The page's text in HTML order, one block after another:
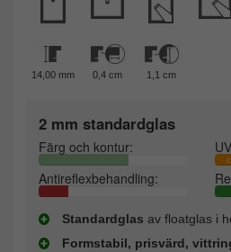
14,00 mm 0,4 cm 1,1 cm
2 mm standardglas
Färg och kontur:
Antireflexbehandling:
Standardglas av floatglas i
Formstabil, prisvärd,